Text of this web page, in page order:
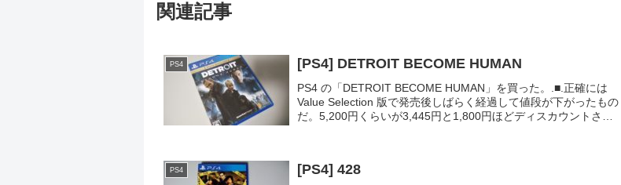
関連記事
PS4 [PS4] DETROIT BECOME HUMAN
PS4 の「DETROIT BECOME HUMAN」を買った。.■.正確には
Value Selection 版で発売後しばらく経過して値段が下がったもの
だ。5,200円くらいが3,445円と1,800円ほどディスカウントされ
PS4 [PS4] 428